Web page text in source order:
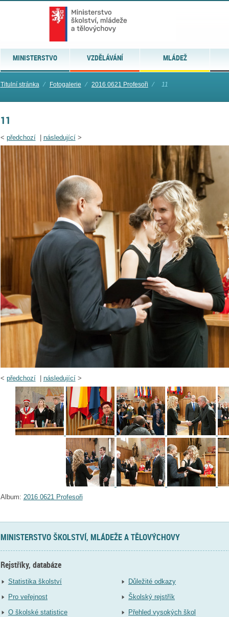
MINISTERSTVO VZDĚLÁVÁNÍ MLÁDEŽ
Titulní stránka ⁄ Fotogalerie ⁄ 2016 0621 Profesoři ⁄ 11
11
< předchozí| následující>
< předchozí| následující>
Album: 2016 0621 Profesoři
MINISTERSTVO ŠKOLSTVÍ, MLÁDEŽE A TĚLOVÝCHOVY
Rejstříky, databáze
Statistika školství
Pro veřejnost
O školské statistice
Důležité odkazy
Školský rejstřík
Přehled vysokých škol